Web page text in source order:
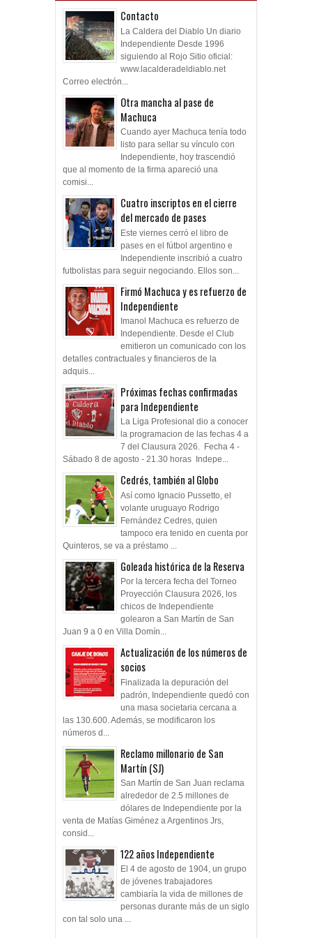
Contacto
La Caldera del Diablo Un diario
Independiente Desde 1996
siguiendo al Rojo Sitio oficial:
www.lacalderadeldiablo.net
Correo electrón...
Otra mancha al pase de
Machuca
Cuando ayer Machuca tenía todo
listo para sellar su vínculo con
Independiente, hoy trascendió
que al momento de la firma apareció una
comisi...
Cuatro inscriptos en el cierre
del mercado de pases
Este viernes cerró el libro de
pases en el fútbol argentino e
Independiente inscribió a cuatro
futbolistas para seguir negociando. Ellos son...
Firmó Machuca y es refuerzo de
Independiente
Imanol Machuca es refuerzo de
Independiente. Desde el Club
emitieron un comunicado con los
detalles contractuales y financieros de la
adquis...
Próximas fechas confirmadas
para Independiente
La Liga Profesional dio a conocer
la programacion de las fechas 4 a
7 del Clausura 2026. Fecha 4 -
Sábado 8 de agosto - 21.30 horas Indepe...
Cedrés, también al Globo
Así como Ignacio Pussetto, el
volante uruguayo Rodrigo
Fernández Cedres, quien
tampoco era tenido en cuenta por
Quinteros, se va a préstamo ...
Goleada histórica de la Reserva
Por la tercera fecha del Torneo
Proyección Clausura 2026, los
chicos de Independiente
golearon a San Martín de San
Juan 9 a 0 en Villa Domín...
Actualización de los números de
socios
Finalizada la depuración del
padrón, Independiente quedó con
una masa societaria cercana a
las 130.600. Además, se modificaron los
números d...
Reclamo millonario de San
Martín (SJ)
San Martín de San Juan reclama
alrededor de 2.5 millones de
dólares de Independiente por la
venta de Matías Giménez a Argentinos Jrs,
consid...
122 años Independiente
El 4 de agosto de 1904, un grupo
de jóvenes trabajadores
cambiaría la vida de millones de
personas durante más de un siglo
con tal solo una ...